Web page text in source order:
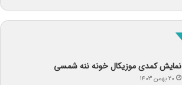
نمایش کمدی موزیکال خونه ننه شمسی
۲۰ بهمن ۱۴۰۳